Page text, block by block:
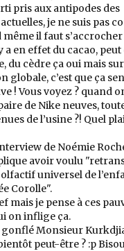
pris aux antipodes des
je ne suis pas
même il faut s’accrocher
a en effet du cacao,
du cèdre ça oui mais
globale, c’est que ça
! Vous voyez ? quand
de Nike neuves,
de l’usine ?! Quel
de Noémie
avoir voulu
universel de
Corolle".
mais je pense à ces
on inflige ça.
gonflé Monsieur
peut-être ? :p